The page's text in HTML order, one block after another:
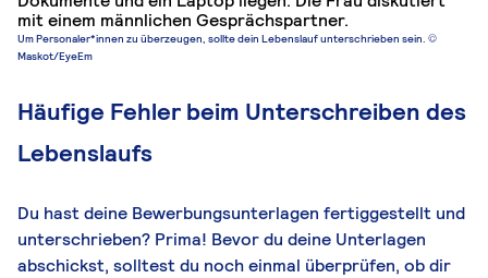
Um Personaler*innen zu überzeugen, sollte dein Lebenslauf unterschrieben sein. ©
Maskot/EyeEm
Häufige Fehler beim Unterschreiben des
Lebenslaufs
Du hast deine Bewerbungsunterlagen fertiggestellt und
unterschrieben? Prima! Bevor du deine Unterlagen
abschickst, solltest du noch einmal überprüfen, ob dir